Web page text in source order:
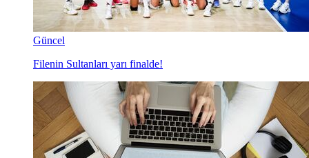
Güncel
Filenin Sultanları yarı finalde!